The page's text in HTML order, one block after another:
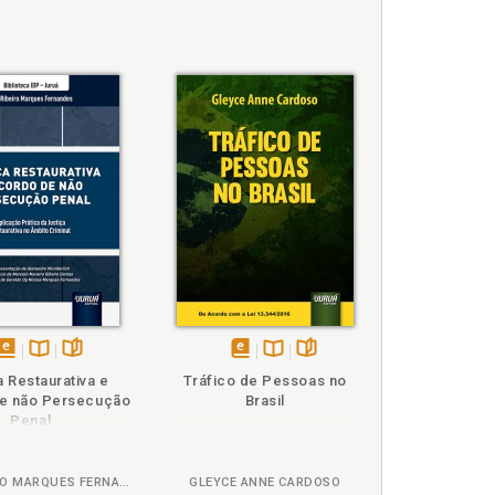
eBook
na
B.V.
Restaurativa e
não Persecução
Penal
ÍSIS RIBEIRO MARQUES FERNANDES
em
na
Tráfico de Pessoas no
Brasil
GLEYCE ANNE CARDOSO